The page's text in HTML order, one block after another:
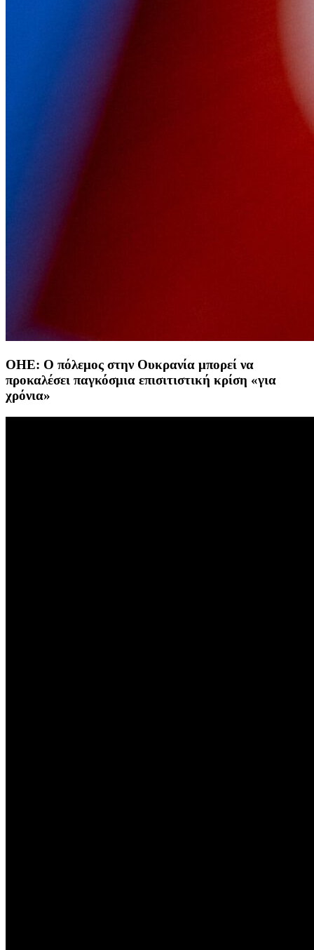
ΟΗΕ: Ο πόλεμος στην Ουκρανία μπορεί να
προκαλέσει παγκόσμια επισιτιστική κρίση «για
χρόνια»